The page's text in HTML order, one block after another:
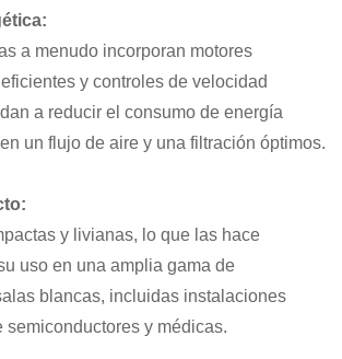
a menudo incorporan motores
y controles de velocidad
a reducir el consumo de energía
un flujo de aire y una filtración óptimos.
y livianas, lo que las hace
uso en una amplia gama de
blancas, incluidas instalaciones
semiconductores y médicas.